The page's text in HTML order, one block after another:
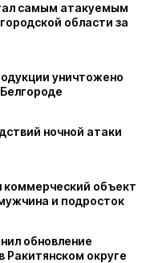
самым атакуемым
области за
уничтожено
ночной атаки
коммерческий объект
и подросток
обновление
Ракитянском округе